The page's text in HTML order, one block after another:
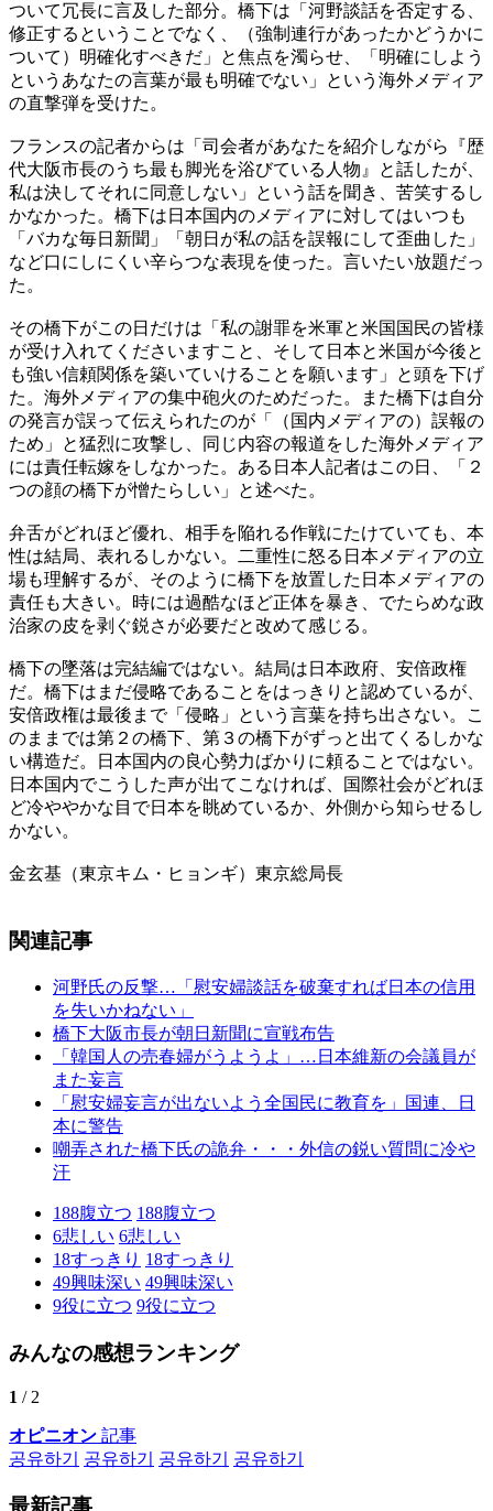
ついて冗長に言及した部分。橋下は「河野談話を否定する、
修正するということでなく、（強制連行があったかどうかに
ついて）明確化すべきだ」と焦点を濁らせ、「明確にしよう
というあなたの言葉が最も明確でない」という海外メディア
の直撃弾を受けた。
フランスの記者からは「司会者があなたを紹介しながら『歴
代大阪市長のうち最も脚光を浴びている人物』と話したが、
私は決してそれに同意しない」という話を聞き、苦笑するし
かなかった。橋下は日本国内のメディアに対してはいつも
「バカな毎日新聞」「朝日が私の話を誤報にして歪曲した」
など口にしにくい辛らつな表現を使った。言いたい放題だっ
た。
その橋下がこの日だけは「私の謝罪を米軍と米国国民の皆様
が受け入れてくださいますこと、そして日本と米国が今後と
も強い信頼関係を築いていけることを願います」と頭を下げ
た。海外メディアの集中砲火のためだった。また橋下は自分
の発言が誤って伝えられたのが「（国内メディアの）誤報の
ため」と猛烈に攻撃し、同じ内容の報道をした海外メディア
には責任転嫁をしなかった。ある日本人記者はこの日、「２
つの顔の橋下が憎たらしい」と述べた。
弁舌がどれほど優れ、相手を陥れる作戦にたけていても、本
性は結局、表れるしかない。二重性に怒る日本メディアの立
場も理解するが、そのように橋下を放置した日本メディアの
責任も大きい。時には過酷なほど正体を暴き、でたらめな政
治家の皮を剥ぐ鋭さが必要だと改めて感じる。
橋下の墜落は完結編ではない。結局は日本政府、安倍政権
だ。橋下はまだ侵略であることをはっきりと認めているが、
安倍政権は最後まで「侵略」という言葉を持ち出さない。こ
のままでは第２の橋下、第３の橋下がずっと出てくるしかな
い構造だ。日本国内の良心勢力ばかりに頼ることではない。
日本国内でこうした声が出てこなければ、国際社会がどれほ
ど冷ややかな目で日本を眺めているか、外側から知らせるし
かない。
金玄基（東京キム・ヒョンギ）東京総局長
関連記事
河野氏の反撃…「慰安婦談話を破棄すれば日本の信用
を失いかねない」
橋下大阪市長が朝日新聞に宣戦布告
「韓国人の売春婦がうようよ」…日本維新の会議員が
また妄言
「慰安婦妄言が出ないよう全国民に教育を」国連、日
本に警告
嘲弄された橋下氏の詭弁・・・外信の鋭い質問に冷や
汗
188腹立つ 188腹立つ
6悲しい 6悲しい
18すっきり 18すっきり
49興味深い 49興味深い
9役に立つ 9役に立つ
みんなの感想ランキング
1 / 2
オピニオン 記事
공유하기
공유하기 공유하기 공유하기
最新記事